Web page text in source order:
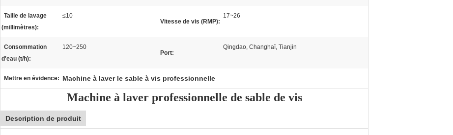
Taille de lavage
(millimètres):
≤10
Vitesse de vis (RMP):
17~26
Consommation
d'eau (t/h):
120~250
Port:
Qingdao, Changhaï, Tianjin
Mettre en évidence: Machine à laver le sable à vis professionnelle
Machine à laver professionnelle de sable de vis
Description de produit